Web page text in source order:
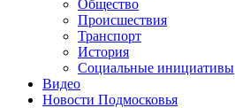
Общество
Происшествия
Транспорт
История
Социальные инициативы
Видео
Новости Подмосковья